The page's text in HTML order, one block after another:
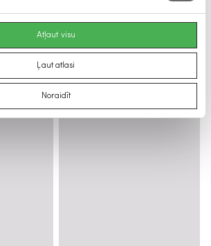
Atļaut visu
Ļaut atlasi
Noraidīt